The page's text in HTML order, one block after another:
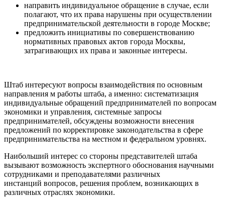
направить индивидуальное обращение в случае, если
полагают, что их права нарушены при осуществлении
предпринимательской деятельности в городе Москве;
предложить инициативы по совершенствованию
нормативных правовых актов города Москвы,
затрагивающих их права и законные интересы.
Штаб интересуют вопросы взаимодействия по основным
направления м работы штаба, а именно: систематизация
индивидуальные обращений предпринимателей по вопросам
экономики и управления, системные запросы
предпринимателей, обсуждены возможности внесения
предложений по корректировке законодательства в сфере
предпринимательства на местном и федеральном уровнях.
Наибольший интерес со стороны представителей штаба
вызывают возможность экспертного обоснования научными
сотрудниками и преподавателями различных
инстанций вопросов, решения проблем, возникающих в
различных отраслях экономики.